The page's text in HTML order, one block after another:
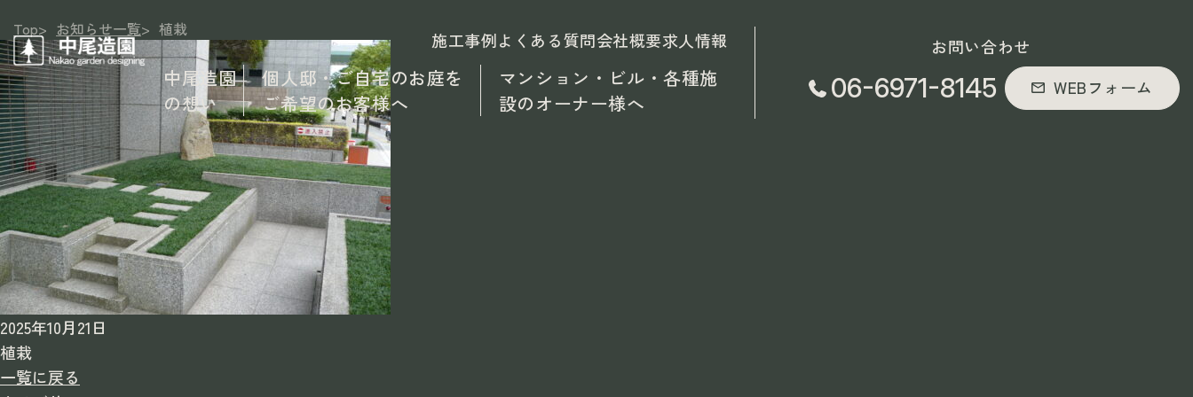
施工事例よくある質問会社概要求人情報
中尾造園
の想い
個人邸・ご自宅のお庭を
ご希望のお客様へ
マンション・ビル・各種施
設のオーナー様へ
お問い合わせ
06-6971-8145 WEBフォーム
Top> お知らせ一覧> 植栽
2025年10月21日
植栽
一覧に戻る